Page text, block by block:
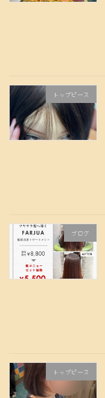
トップピース
ブログ
トップピース